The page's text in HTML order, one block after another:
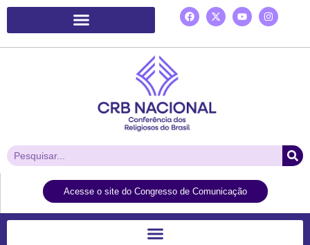
Acesse o site do Congresso de Comunicação